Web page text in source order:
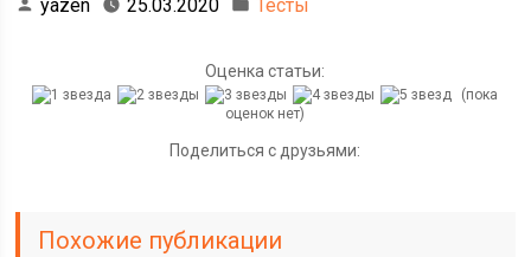
yazen 25.03.2020 Тесты
Оценка статьи:
(пока
оценок нет)
Поделиться с друзьями:
Похожие публикации